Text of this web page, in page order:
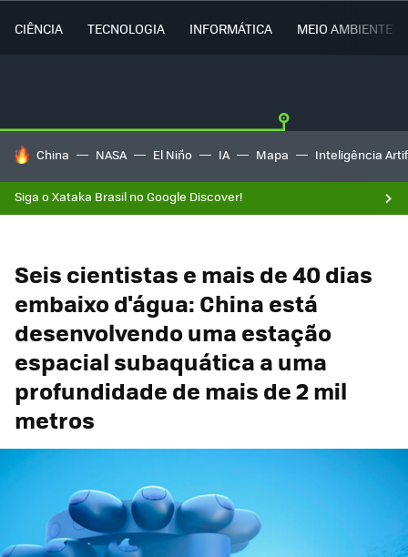
CIÊNCIA TECNOLOGIA INFORMÁTICA MEIO AMBIENTE
TENDÊNCIAS DO DIA
China NASA El Niño IA Mapa Inteligência
Siga o Xataka Brasil no Google Discover!
Seis cientistas e mais de 40 dias
embaixo d'água: China está
desenvolvendo uma estação
espacial subaquática a uma
profundidade de mais de 2 mil
metros